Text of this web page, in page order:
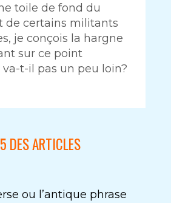
toile de fond du
de certains militants
je conçois la hargne
sur ce point
va-t-il pas un peu loin?
DES ARTICLES
ou l’antique phrase